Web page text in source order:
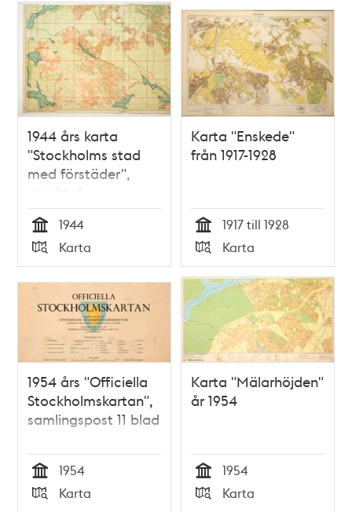
1944 års karta
"Stockholms stad
med förstäder",
utsnitt d
Tid
1944
Typ
Karta
Karta "Enskede"
från 1917-1928
Tid
1917 till 1928
Typ
Karta
1954 års "Officiella
Stockholmskartan",
samlingspost 11 blad
Tid
1954
Karta
Karta "Mälarhöjden"
år 1954
Tid
1954
Karta